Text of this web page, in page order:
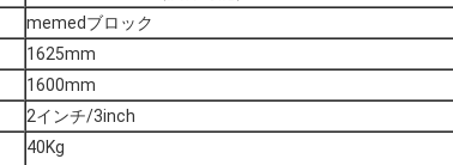
memedブロック
1625mm
1600mm
2インチ/3inch
40Kg